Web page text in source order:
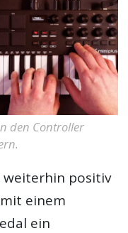
den Controller
weiterhin positiv
einem
ein